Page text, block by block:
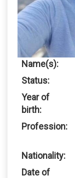
Name(s):
Status:
Year of
birth:
Profession:
Nationality:
Date of